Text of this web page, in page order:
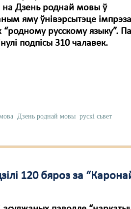
на Дзень роднай мовы ў
яму ўнівэрсытэце
“родному русскому языку”.
подпісы 310 чалавек.
Дзень роднай мовы рускі сьвет
120 бяроз за